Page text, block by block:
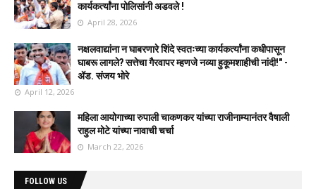
कार्यकर्त्यांना पोलिसांनी अडवले !
April 28, 2026
नक्षलवाद्यांना न घाबरणारे शिंदे स्वतःच्या कार्यकर्त्यांना कधीपासून
घाबरू लागले? सत्तेचा गैरवापर म्हणजे नव्या हुकूमशाहीची नांदी!" -
ॲड. संजय भोरे
April 12, 2026
महिला आयोगाच्या रुपाली चाकणकर यांच्या राजीनाम्यानंतर वैषाली
राहुल मोटे यांच्या नावाची चर्चा
March 22, 2026
FOLLOW US